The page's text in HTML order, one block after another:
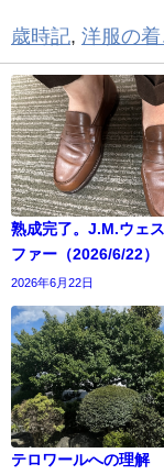
歳時記, 洋服の
熟成完了。J.M.ウェ
ファー（2026/6/22）
2026年6月22日
テロワールへの理解